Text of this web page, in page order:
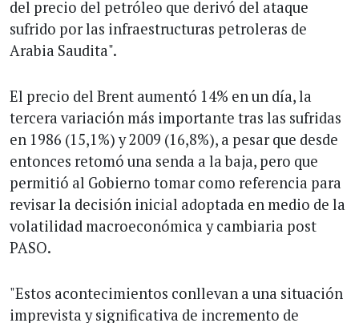
del precio del petróleo que derivó del ataque
sufrido por las infraestructuras petroleras de
Arabia Saudita".
El precio del Brent aumentó 14% en un día, la
tercera variación más importante tras las sufridas
en 1986 (15,1%) y 2009 (16,8%), a pesar que desde
entonces retomó una senda a la baja, pero que
permitió al Gobierno tomar como referencia para
revisar la decisión inicial adoptada en medio de la
volatilidad macroeconómica y cambiaria post
PASO.
"Estos acontecimientos conllevan a una situación
imprevista y significativa de incremento de